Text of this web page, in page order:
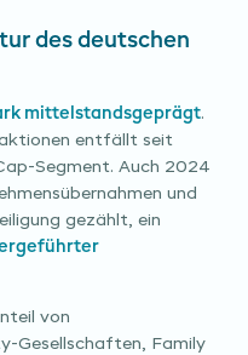
des deutschen
mittelstandsgeprägt.
entfällt seit
Segment. Auch 2024
und
gezählt, ein
von
Gesellschaften, Family